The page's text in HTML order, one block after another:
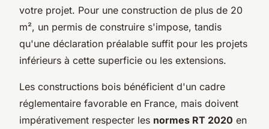
votre projet. Pour une construction de plus de 20
m², un permis de construire s'impose, tandis
qu'une déclaration préalable suffit pour les projets
inférieurs à cette superficie ou les extensions.
Les constructions bois bénéficient d'un cadre
réglementaire favorable en France, mais doivent
impérativement respecter les normes RT 2020 en